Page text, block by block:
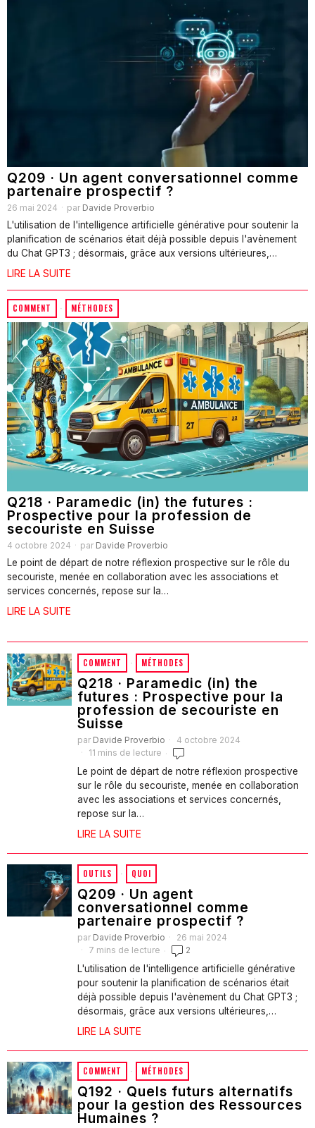
Q209 · Un agent conversationnel comme
partenaire prospectif ?
26 mai 2024 par Davide Proverbio
L'utilisation de l'intelligence artificielle générative pour soutenir la
planification de scénarios était déjà possible depuis l'avènement
du Chat GPT3 ; désormais, grâce aux versions ultérieures,…
LIRE LA SUITE
COMMENT · MÉTHODES
Q218 · Paramedic (in) the futures :
Prospective pour la profession de
secouriste en Suisse
4 octobre 2024 par Davide Proverbio
Le point de départ de notre réflexion prospective sur le rôle du
secouriste, menée en collaboration avec les associations et
services concernés, repose sur la…
LIRE LA SUITE
COMMENT · MÉTHODES
Q218 · Paramedic (in) the
futures : Prospective pour la
profession de secouriste en
Suisse
par Davide Proverbio
4 octobre 2024
11 mins de lecture
Le point de départ de notre réflexion prospective
sur le rôle du secouriste, menée en collaboration
avec les associations et services concernés,
repose sur la…
LIRE LA SUITE
OUTILS · QUOI
Q209 · Un agent
conversationnel comme
partenaire prospectif ?
par Davide Proverbio
26 mai 2024
7 mins de lecture
2
L'utilisation de l'intelligence artificielle générative
pour soutenir la planification de scénarios était
déjà possible depuis l'avènement du Chat GPT3 ;
désormais, grâce aux versions ultérieures,…
LIRE LA SUITE
COMMENT · MÉTHODES
Q192 · Quels futurs alternatifs
pour la gestion des Ressources
Humaines ?